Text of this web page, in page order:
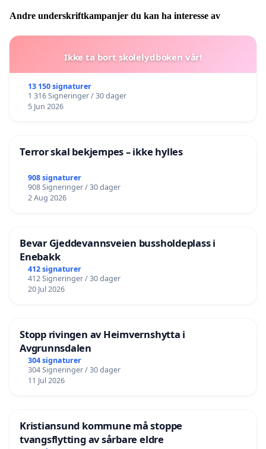
Andre underskriftkampanjer du kan ha interesse av
Ikke ta bort skolelydboken vår!
13 150 signaturer
1 316 Signeringer / 30 dager
5 Jun 2026
Terror skal bekjempes – ikke hylles
908 signaturer
908 Signeringer / 30 dager
2 Aug 2026
Bevar Gjeddevannsveien bussholdeplass i
Enebakk
412 signaturer
412 Signeringer / 30 dager
20 Jul 2026
Stopp rivingen av Heimvernshytta i
Avgrunnsdalen
304 signaturer
304 Signeringer / 30 dager
11 Jul 2026
Kristiansund kommune må stoppe
tvangsflytting av sårbare eldre